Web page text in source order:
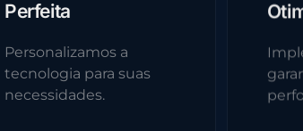
Perfeita
Personalizamos a
tecnologia para suas
necessidades.